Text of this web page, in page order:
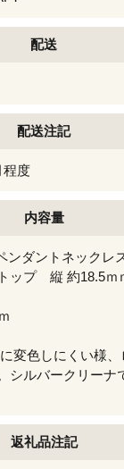
配送
配送注記
程度
内容量
ンダントネックレ
ップ 縦 約18.5ｍ
変色しにくい様、
シルバークリーナ
返礼品注記